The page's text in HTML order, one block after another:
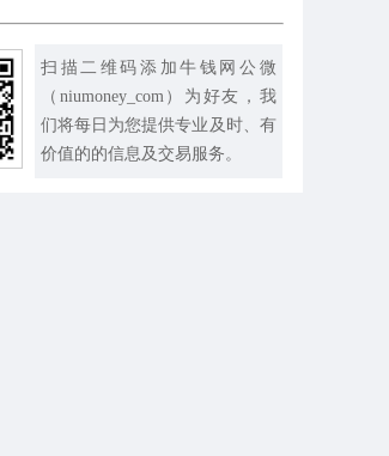
扫描二维码添加牛钱网公微
（niumoney_com）为好友，我
们将每日为您提供专业及时、有
价值的的信息及交易服务。